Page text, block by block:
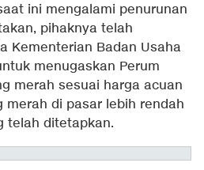
ini mengalami penurunan
pihaknya telah
Kementerian Badan Usaha
menugaskan Perum
merah sesuai harga acuan
merah di pasar lebih rendah
telah ditetapkan.